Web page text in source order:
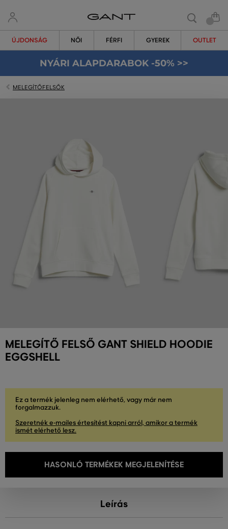
ÚJDONSÁG NŐI FÉRFI GYEREK OUTLET
NYÁRI ALAPDARABOK -50% >>
MELEGÍTŐFELSŐK
MELEGÍTŐ FELSŐ GANT SHIELD HOODIE
EGGSHELL
Ez a termék jelenleg nem elérhető, vagy már nem
forgalmazzuk.
Szeretnék e-mailes értesítést kapni arról, amikor a termék
ismét elérhető lesz.
HASONLÓ TERMÉKEK MEGJELENÍTÉSE
Leírás